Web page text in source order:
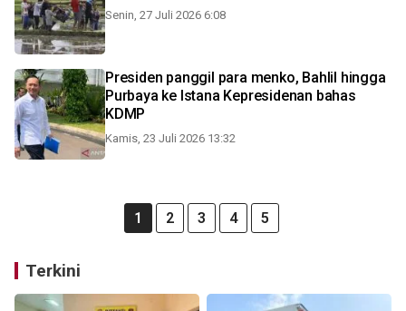
Senin, 27 Juli 2026 6:08
Presiden panggil para menko, Bahlil hingga
Purbaya ke Istana Kepresidenan bahas
KDMP
Kamis, 23 Juli 2026 13:32
1 2 3 4 5
Terkini